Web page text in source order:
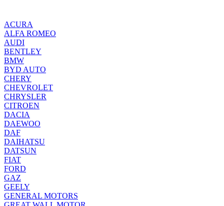
ACURA
ALFA ROMEO
AUDI
BENTLEY
BMW
BYD AUTO
CHERY
CHEVROLET
CHRYSLER
CITROEN
DACIA
DAEWOO
DAF
DAIHATSU
DATSUN
FIAT
FORD
GAZ
GEELY
GENERAL MOTORS